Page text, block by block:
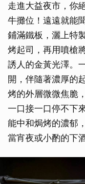
走進大益夜市，你
牛攤位！遠遠就能
鋪滿鐵板，灑上特
烤起司，再用噴槍
誘人的金黃光澤。
開，伴隨著濃厚的
烤的外層微微焦脆
一口接一口停不下
能中和焗烤的濃郁
當宵夜或小酌的下